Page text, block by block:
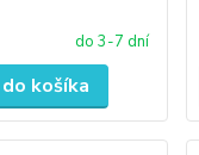
do 3-7 dní
košíka